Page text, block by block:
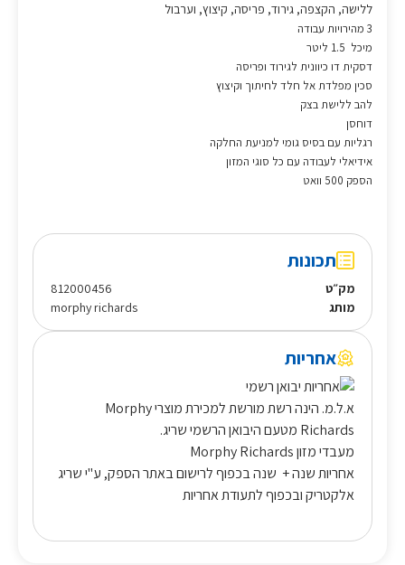
ללישה, הקצפה, גירוד, פריסה, קיצוץ, וערבול
מיכל 1.5 ליטר
דסקית דו כיוונית לגירוד ופריסה
סכין מפלדת אל חלד לחיתוך וקיצוץ
להב ללישת בצק
דוחסן
רגליות עם בסיס גומי למניעת החלקה
אידיאלי לעבודה עם כל סוגי המזון
הספק 500 וואט
תכונות
מק״ט
812000456
מותג
morphy richards
אחריות
א.ל.מ. הינה רשת מורשת למכירת מוצרי Morphy
Richards מטעם היבואן הרשמי שריג.
מעבדי מזון Morphy Richards
אחריות שנה + שנה בכפוף לרישום באתר הספק, ע"י שריג
אלקטריק ובכפוף לתעודת אחריות